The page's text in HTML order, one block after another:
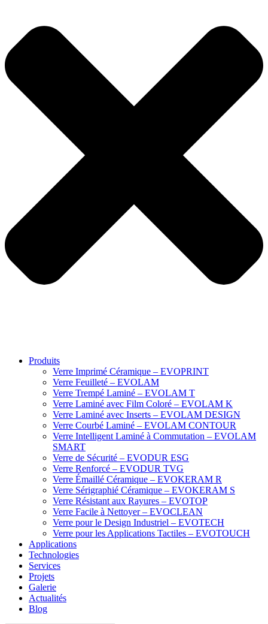
Produits
Verre Imprimé Céramique – EVOPRINT
Verre Feuilleté – EVOLAM
Verre Trempé Laminé – EVOLAM T
Verre Laminé avec Film Coloré – EVOLAM K
Verre Laminé avec Inserts – EVOLAM DESIGN
Verre Courbé Laminé – EVOLAM CONTOUR
Verre Intelligent Laminé à Commutation – EVOLAM
SMART
Verre de Sécurité – EVODUR ESG
Verre Renforcé – EVODUR TVG
Verre Émaillé Céramique – EVOKERAM R
Verre Sérigraphié Céramique – EVOKERAM S
Verre Résistant aux Rayures – EVOTOP
Verre Facile à Nettoyer – EVOCLEAN
Verre pour le Design Industriel – EVOTECH
Verre pour les Applications Tactiles – EVOTOUCH
Applications
Technologies
Services
Projets
Galerie
Actualités
Blog